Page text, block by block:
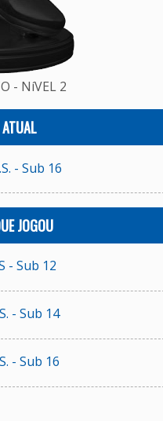
- NíVEL 2
ATUAL
- Sub 16
JOGOU
- Sub 12
- Sub 14
- Sub 16